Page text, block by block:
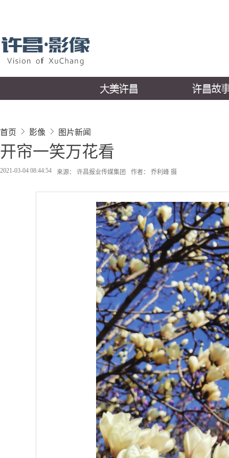
首页 影像 图片新闻
开帘一笑万花看
2021-03-04 08:44:54 来源： 许昌报业传媒集团 作者： 乔利峰 摄